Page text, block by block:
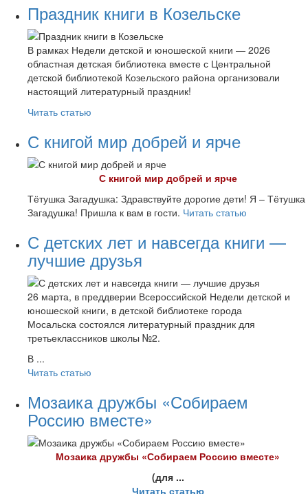
Праздник книги в Козельске
В рамках Недели детской и юношеской книги — 2026
областная детская библиотека вместе с Центральной
детской библиотекой Козельского района организовали
настоящий литературный праздник!
Читать статью
С книгой мир добрей и ярче
С книгой мир добрей и ярче
Тётушка Загадушка: Здравствуйте дорогие дети! Я – Тётушка
Загадушка! Пришла к вам в гости. Читать статью
С детских лет и навсегда книги —
лучшие друзья
26 марта, в преддверии Всероссийской Недели детской и
юношеской книги, в детской библиотеке города
Мосальска состоялся литературный праздник для
третьеклассников школы №2.
В ...
Читать статью
Мозаика дружбы «Собираем
Россию вместе»
Мозаика дружбы «Собираем Россию вместе»
(для ...
Читать статью